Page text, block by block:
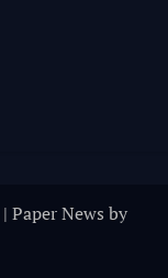
| Paper News by